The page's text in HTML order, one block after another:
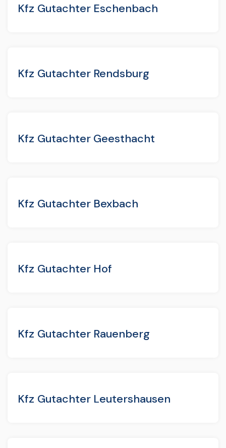
Kfz Gutachter Eschenbach
Kfz Gutachter Rendsburg
Kfz Gutachter Geesthacht
Kfz Gutachter Bexbach
Kfz Gutachter Hof
Kfz Gutachter Rauenberg
Kfz Gutachter Leutershausen